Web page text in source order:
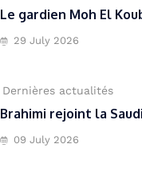
Le gardien Moh El
29 July 2026
Dernières actualités
Brahimi rejoint la
09 July 2026